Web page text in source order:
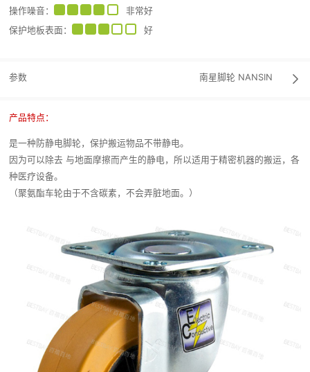
操作噪音 ：
非常好
保护地板表面 ： 好
参数 南星脚轮 NANSIN 
产品特点：
是一种防静电脚轮，保护搬运物品不带静电。
因为可以除去 与地面摩擦而产生的静电，所以适用于精密机器的搬运，各
种医疗设备。
（聚氨酯车轮由于不含碳素，不会弄脏地面。）